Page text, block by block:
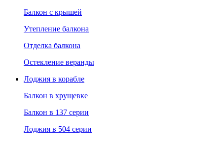
Балкон с крышей
Утепление балкона
Отделка балкона
Остекление веранды
Лоджия в корабле
Балкон в хрущевке
Балкон в 137 серии
Лоджия в 504 серии